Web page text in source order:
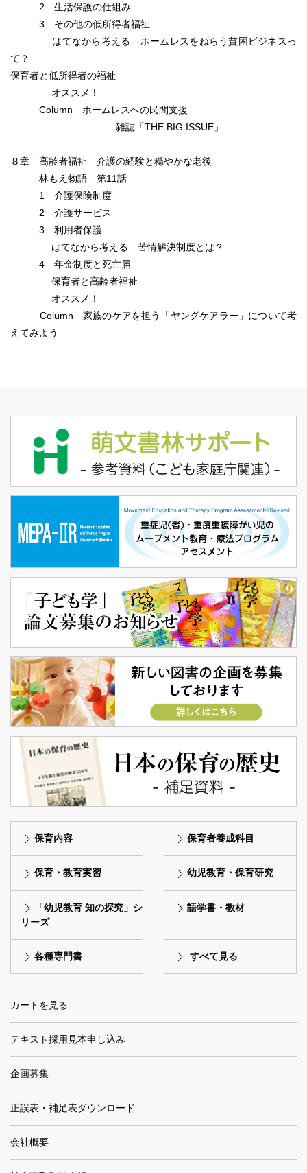
2 生活保護の仕組み
3 その他の低所得者福祉
はてなから考える ホームレスをねらう貧困ビジネスっ
て？
保育者と低所得者の福祉
オススメ！
Column ホームレスへの民間支援
――雑誌「THE BIG ISSUE」
８章 高齢者福祉 介護の経験と穏やかな老後
林もえ物語 第11話
1 介護保険制度
2 介護サービス
3 利用者保護
はてなから考える 苦情解決制度とは？
4 年金制度と死亡届
保育者と高齢者福祉
オススメ！
Column 家族のケアを担う「ヤングケアラー」について考
えてみよう
保育内容 保育者養成科目
保育・教育実習 幼児教育・保育研究
「幼児教育 知の探究」シ
リーズ
語学書・教材
各種専門書 すべて見る
カートを見る
テキスト採用見本申し込み
企画募集
正誤表・補足表ダウンロード
会社概要